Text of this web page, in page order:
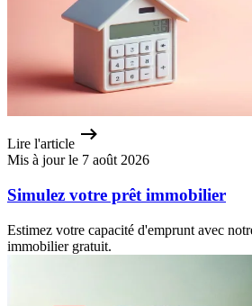
Lire l'article
Mis à jour le 7 août 2026
Simulez votre prêt immobilier
Estimez votre capacité d'emprunt avec
immobilier gratuit.